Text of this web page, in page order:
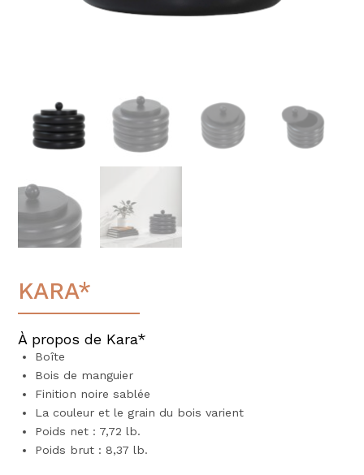
KARA*
À proposde Kara*
Boîte
Bois de manguier
Finition noire sablée
La couleur et le grain du bois varient
Poids net : 7,72 lb.
Poids brut : 8,37 lb.